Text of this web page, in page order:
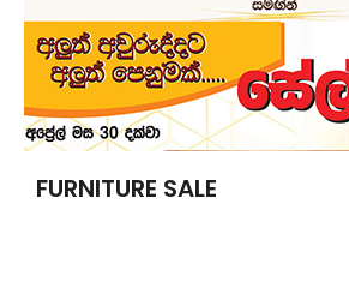
FURNITURE SALE